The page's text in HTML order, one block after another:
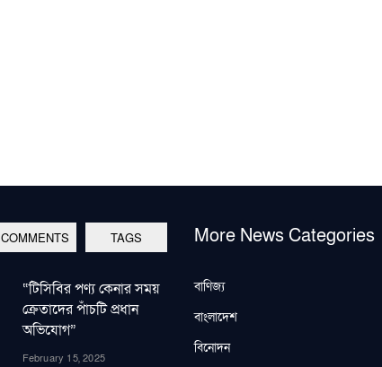
COMMENTS TAGS
“টিসিবির পণ্য কেনার সময়
ক্রেতাদের পাঁচটি প্রধান
অভিযোগ”
February 15, 2025
More News Categories
বাণিজ্য
বাংলাদেশ
বিনোদন